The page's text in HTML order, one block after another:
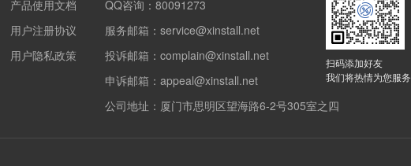
产品使用文档
用户注册协议
用户隐私政策
QQ咨询：80091273
服务邮箱：service@xinstall.net
投诉邮箱：complain@xinstall.net
申诉邮箱：appeal@xinstall.net
公司地址：厦门市思明区望海路6-2号305室之四
扫码添加好友
我们将热情为您服务